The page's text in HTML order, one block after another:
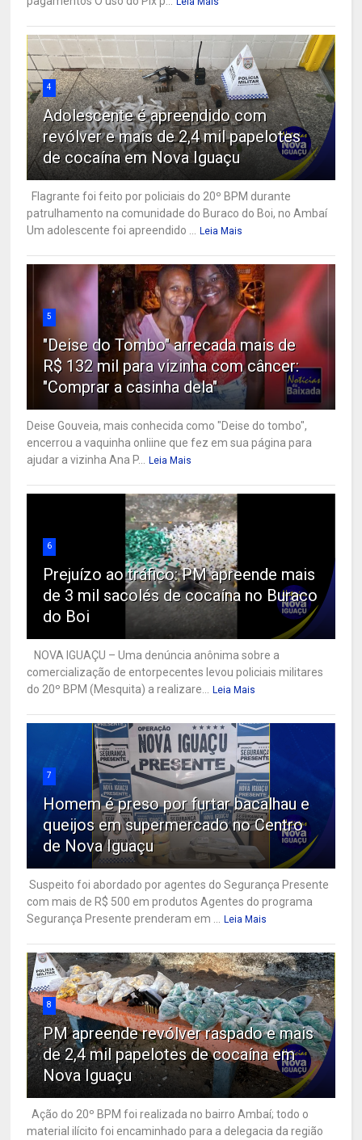
4
Adolescente é apreendido com
revólver e mais de 2,4 mil papelotes
de cocaína em Nova Iguaçu
Flagrante foi feito por policiais do 20º BPM durante
patrulhamento na comunidade do Buraco do Boi, no Ambaí
Um adolescente foi apreendido ...
Leia Mais
5
"Deise do Tombo" arrecada mais de
R$ 132 mil para vizinha com câncer:
"Comprar a casinha dela"
Deise Gouveia, mais conhecida como "Deise do tombo",
encerrou a vaquinha onliine que fez em sua página para
ajudar a vizinha Ana P...
Leia Mais
6
Prejuízo ao tráfico: PM apreende mais
de 3 mil sacolés de cocaína no Buraco
do Boi
NOVA IGUAÇU – Uma denúncia anônima sobre a
comercialização de entorpecentes levou policiais militares
do 20º BPM (Mesquita) a realizare...
Leia Mais
7
Homem é preso por furtar bacalhau e
queijos em supermercado no Centro
de Nova Iguaçu
Suspeito foi abordado por agentes do Segurança Presente
com mais de R$ 500 em produtos Agentes do programa
Segurança Presente prenderam em ...
Leia Mais
8
PM apreende revólver raspado e mais
de 2,4 mil papelotes de cocaína em
Nova Iguaçu
Ação do 20º BPM foi realizada no bairro Ambaí; todo o
material ilícito foi encaminhado para a delegacia da região